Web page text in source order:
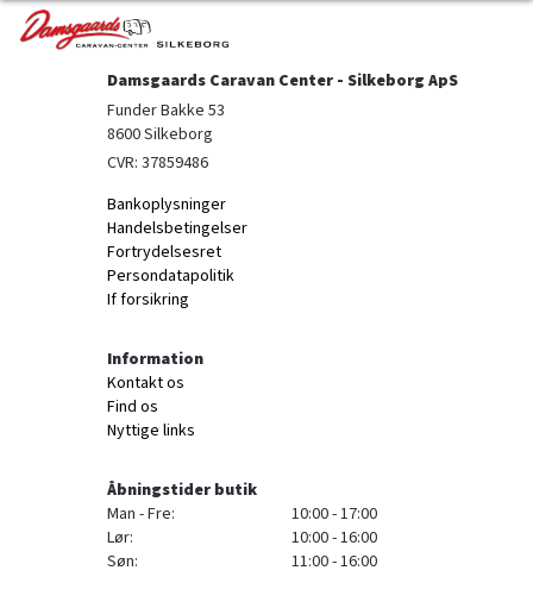
Damsgaards Caravan Center - Silkeborg ApS
Funder Bakke 53
8600 Silkeborg
CVR: 37859486
Bankoplysninger
Handelsbetingelser
Fortrydelsesret
Persondatapolitik
If forsikring
Information
Kontakt os
Find os
Nyttige links
Åbningstider butik
Man - Fre:
10:00 - 17:00
Lør:
10:00 - 16:00
Søn:
11:00 - 16:00